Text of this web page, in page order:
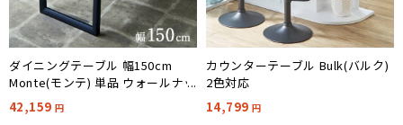
ダイニングテーブル 幅150cm
Monte(モンテ) 単品 ウォールナッ
ト
42,159 円
カウンターテーブル Bulk(バルク)
2色対応
14,799 円